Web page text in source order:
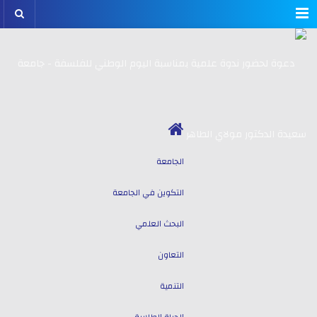
Menu
الجامعة
التكوين في الجامعة
البحث العلمي
التعاون
التنمية